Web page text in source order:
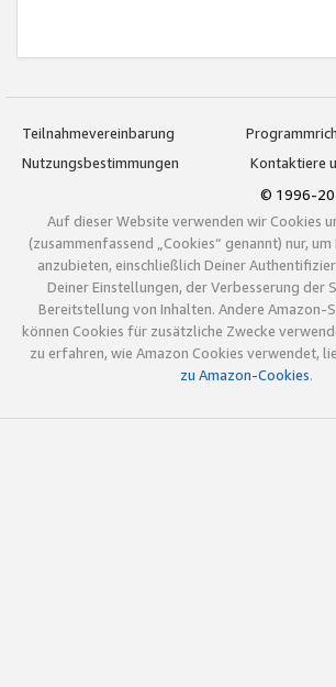
Teilnahmevereinbarung
Nutzungsbestimmungen
Kontaktiere
© 1996-
Auf dieser Website verwenden wir Cookies
(zusammenfassend „Cookies“ genannt) nur,
anzubieten, einschließlich Deiner
Deiner Einstellungen, der Verbesserung der
Bereitstellung von Inhalten. Andere Amazon-
können Cookies für zusätzliche Zwecke
zu erfahren, wie Amazon Cookies verwendet,
zu Amazon-Cookies.